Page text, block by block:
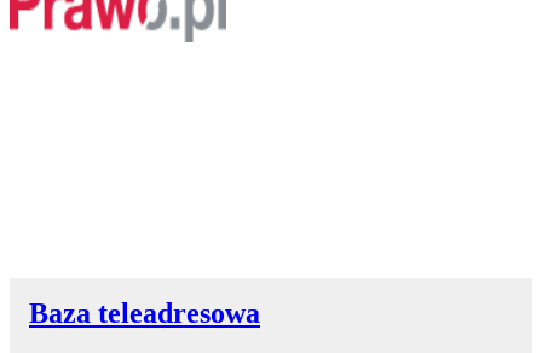
Baza teleadresowa